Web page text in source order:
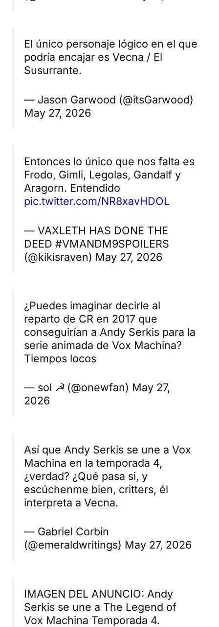
El único personaje lógico en el que
podría encajar es Vecna / El
Susurrante.
— Jason Garwood (@itsGarwood)
May 27, 2026
Entonces lo único que nos falta es
Frodo, Gimli, Legolas, Gandalf y
Aragorn. Entendido
pic.twitter.com/NR8xavHDOL
— VAXLETH HAS DONE THE
DEED #VMANDM9SPOILERS
(@kikisraven) May 27, 2026
¿Puedes imaginar decirle al
reparto de CR en 2017 que
conseguirían a Andy Serkis para la
serie animada de Vox Machina?
Tiempos locos
— sol ☭ (@onewfan) May 27,
2026
Así que Andy Serkis se une a Vox
Machina en la temporada 4,
¿verdad? ¿Qué pasa si, y
escúchenme bien, critters, él
interpreta a Vecna.
— Gabriel Corbin
(@emeraldwritings) May 27, 2026
IMAGEN DEL ANUNCIO: Andy
Serkis se une a The Legend of
Vox Machina Temporada 4.